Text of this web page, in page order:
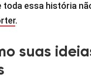
essa história
.
suas